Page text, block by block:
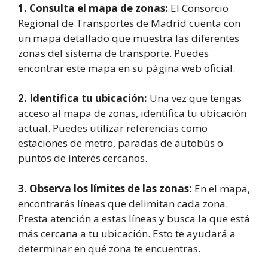
1. Consulta el mapa de zonas: El Consorcio
Regional de Transportes de Madrid cuenta con
un mapa detallado que muestra las diferentes
zonas del sistema de transporte. Puedes
encontrar este mapa en su página web oficial.
2. Identifica tu ubicación: Una vez que tengas
acceso al mapa de zonas, identifica tu ubicación
actual. Puedes utilizar referencias como
estaciones de metro, paradas de autobús o
puntos de interés cercanos.
3. Observa los límites de las zonas: En el mapa,
encontrarás líneas que delimitan cada zona.
Presta atención a estas líneas y busca la que está
más cercana a tu ubicación. Esto te ayudará a
determinar en qué zona te encuentras.